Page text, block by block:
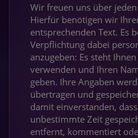
Wir freuen uns über
Hierfür benötigen wir
entsprechenden Text. Es
Verpflichtung dabei
anzugeben: Es steht
verwenden und Ihren
geben. Ihre Angaben
übertragen und
damit einverstanden,
unbestimmte Zeit
entfernt, kommentiert